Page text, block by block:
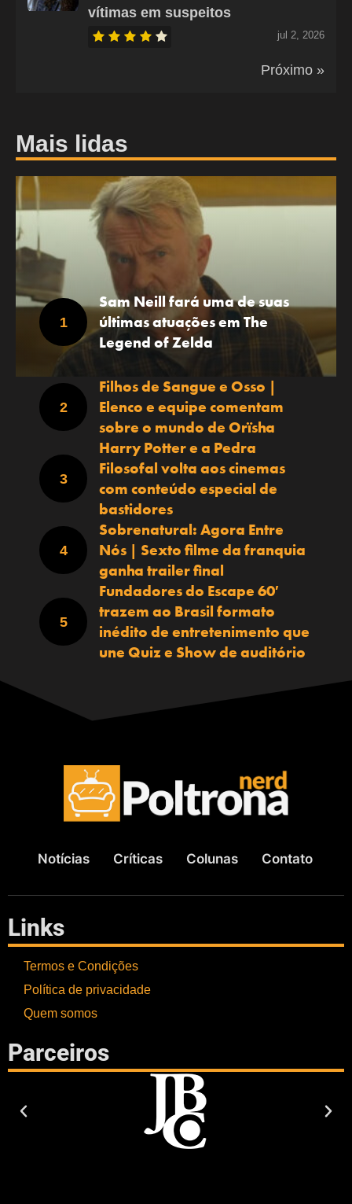
vítimas em suspeitos
jul 2, 2026
Próximo »
Mais lidas
Sam Neill fará uma de suas
últimas atuações em The
Legend of Zelda
Filhos de Sangue e Osso |
Elenco e equipe comentam
sobre o mundo de Orïsha
Harry Potter e a Pedra
Filosofal volta aos cinemas
com conteúdo especial de
bastidores
Sobrenatural: Agora Entre
Nós | Sexto filme da franquia
ganha trailer final
Fundadores do Escape 60′
trazem ao Brasil formato
inédito de entretenimento que
une Quiz e Show de auditório
Notícias Críticas Colunas Contato
Links
Termos e Condições
Política de privacidade
Quem somos
Parceiros